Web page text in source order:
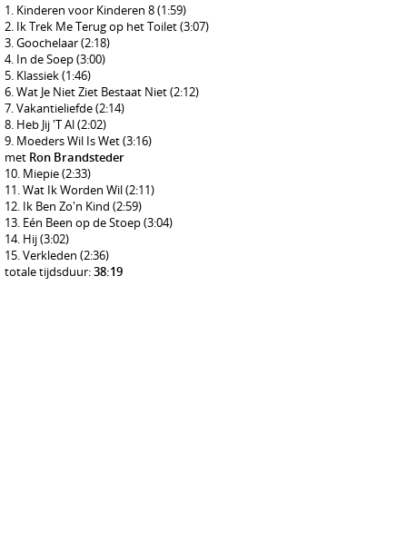
Kinderen voor Kinderen 8(1:59)
Ik Trek Me Terug op het Toilet(3:07)
Goochelaar(2:18)
In de Soep(3:00)
Klassiek(1:46)
Wat Je Niet Ziet Bestaat Niet(2:12)
Vakantieliefde(2:14)
Heb Jij 'T Al(2:02)
Moeders Wil Is Wet(3:16)
met Ron Brandsteder
Miepie(2:33)
Wat Ik Worden Wil(2:11)
Ik Ben Zo'n Kind (2:59)
Eén Been op de Stoep(3:04)
Hij(3:02)
Verkleden (2:36)
totale tijdsduur:38:19